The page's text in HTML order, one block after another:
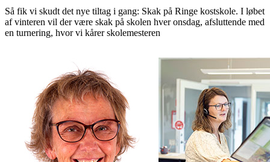
Så fik vi skudt det nye tiltag i gang: Skak på Ringe kostskole. I løbet
af vinteren vil der være skak på skolen hver onsdag, afsluttende med
en turnering, hvor vi kårer skolemesteren